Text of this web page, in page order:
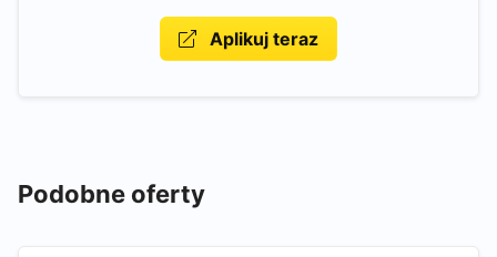
Aplikuj teraz
Podobne oferty